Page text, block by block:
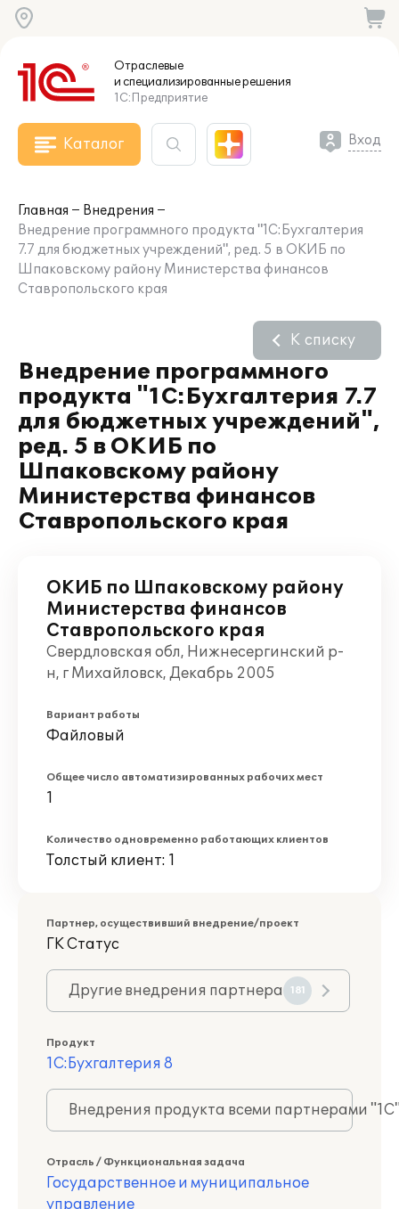
Отраслевые
и специализированныерешения
1С:Предприятие
Каталог Вход
Главная
Внедрения
Внедрение программного продукта "1С:Бухгалтерия
7.7 для бюджетных учреждений", ред. 5 в ОКИБ по
Шпаковскому району Министерства финансов
Ставропольского края
Внедрение программного
продукта "1С:Бухгалтерия 7.7
для бюджетных учреждений",
ред. 5 в ОКИБ по
Шпаковскому району
Министерства финансов
Ставропольского края
К списку
ОКИБ по Шпаковскому району
Министерства финансов
Ставропольского края
Свердловская обл, Нижнесергинский р-
н, г Михайловск, Декабрь 2005
Вариант работы
Файловый
Общее число автоматизированных рабочих мест
1
Количество одновременно работающих клиентов
Толстый клиент: 1
Партнер, осуществивший внедрение/проект
ГК Статус
Другие внедрения партнера 181
Продукт
1С:Бухгалтерия 8
Внедрения продукта всеми партнерами
Отрасль / Функциональная задача
Государственное и муниципальное
управление